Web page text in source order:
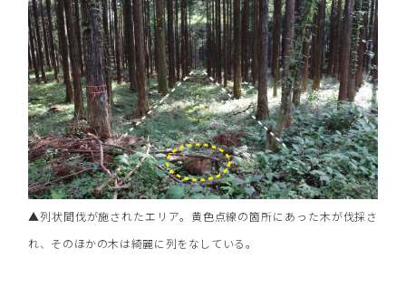
▲列状間伐が施されたエリア。黄色点線の箇所にあった木が伐採さ
れ、そのほかの木は綺麗に列をなしている。